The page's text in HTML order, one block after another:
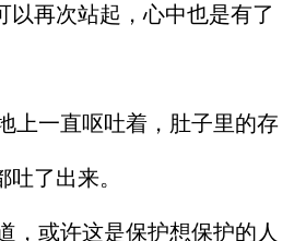
以再次站起，心中也是有了
一直呕吐着，肚子里的存
了出来。
或许这是保护想保护的人